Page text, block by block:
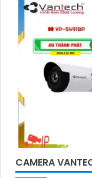
CAMERA